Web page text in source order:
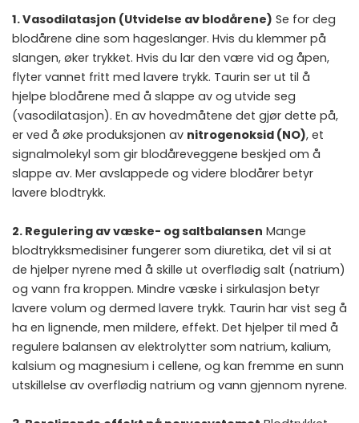
1. Vasodilatasjon (Utvidelse av blodårene) Se for deg
blodårene dine som hageslanger. Hvis du klemmer på
slangen, øker trykket. Hvis du lar den være vid og åpen,
flyter vannet fritt med lavere trykk. Taurin ser ut til å
hjelpe blodårene med å slappe av og utvide seg
(vasodilatasjon). En av hovedmåtene det gjør dette på,
er ved å øke produksjonen av nitrogenoksid (NO), et
signalmolekyl som gir blodåreveggene beskjed om å
slappe av. Mer avslappede og videre blodårer betyr
lavere blodtrykk.
2. Regulering av væske- og saltbalansen Mange
blodtrykksmedisiner fungerer som diuretika, det vil si at
de hjelper nyrene med å skille ut overflødig salt (natrium)
og vann fra kroppen. Mindre væske i sirkulasjon betyr
lavere volum og dermed lavere trykk. Taurin har vist seg å
ha en lignende, men mildere, effekt. Det hjelper til med å
regulere balansen av elektrolytter som natrium, kalium,
kalsium og magnesium i cellene, og kan fremme en sunn
utskillelse av overflødig natrium og vann gjennom nyrene.